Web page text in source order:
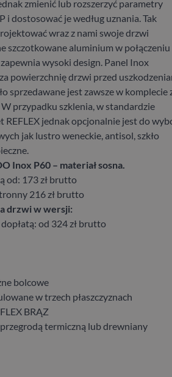
zmienić lub rozszerzyć parametry
i dostosować je według uznania. Tak
wraz z nami swoje drzwi
szczotkowane aluminium w połączeniu
wysoki design. Panel Inox
powierzchnię drzwi przed
sprzedawane jest zawsze w komplecie
przypadku szklenia, w standardzie
REFLEX jednak opcjonalnie jest do
jak lustro weneckie, antisol, szkło
Inox P60 – materiał sosna.
od: 173 zł brutto
216 zł brutto
drzwi w wersji:
od 324 zł brutto
bolcowe
w trzech płaszczyznach
BRĄZ
termiczną lub drewniany